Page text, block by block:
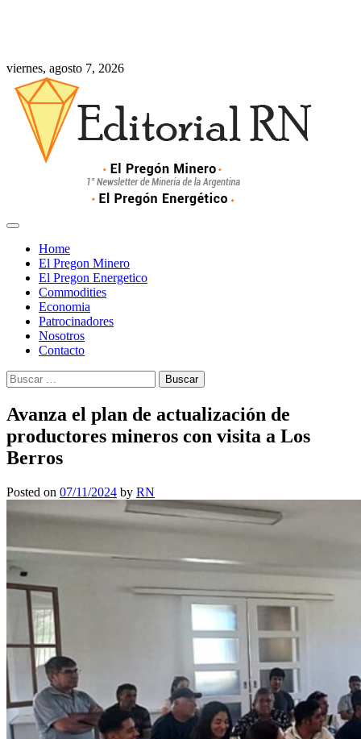
viernes, agosto 7, 2026
Home
El Pregon Minero
El Pregon Energetico
Commodities
Economia
Patrocinadores
Nosotros
Contacto
Buscar:
Avanza el plan de actualización de
productores mineros con visita a Los
Berros
Posted on 07/11/2024 by RN